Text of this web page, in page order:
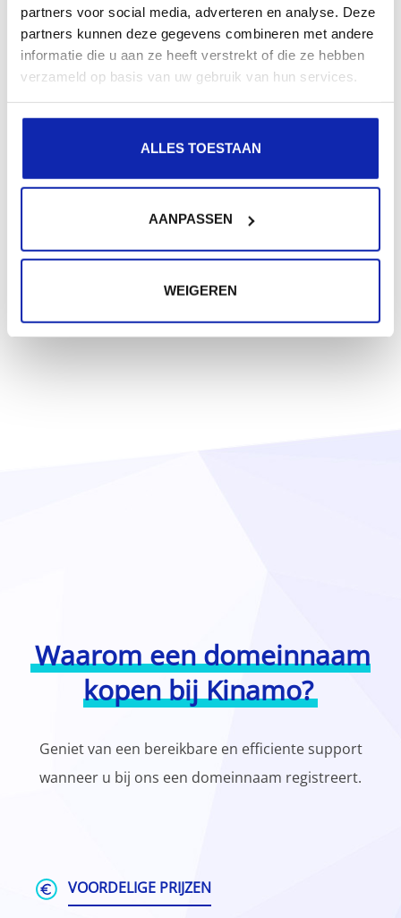
partners voor social media, adverteren en analyse. Deze
partners kunnen deze gegevens combineren met andere
informatie die u aan ze heeft verstrekt of die ze hebben
verzameld op basis van uw gebruik van hun services.
ALLES TOESTAAN
AANPASSEN
WEIGEREN
Waarom een domeinnaam
kopen bij Kinamo?
Geniet van een bereikbare en efficiente support
wanneer u bij ons een domeinnaam registreert.
VOORDELIGE PRIJZEN